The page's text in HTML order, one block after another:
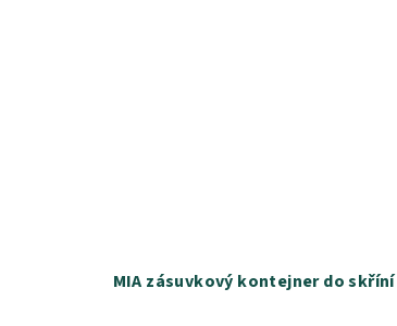
MIA zásuvkový kontejner do skříní